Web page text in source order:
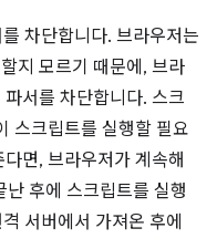
차단합니다. 브라우저는
지 모르기 때문에, 브라
서를 차단합니다. 스크
스크립트를 실행할 필요
면, 브라우저가 계속해
후에 스크립트를 실행
서버에서 가져온 후에